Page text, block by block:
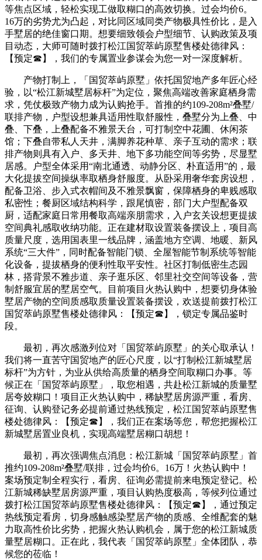
等焦点区域，轻松实现工做取糊口的高效切换。过会均价6。
16万的劣势尤为凸起，对比同区域同类产物极具性价比，是入
手墅居的绝佳窗口期。想要细致领会户型细节、认购政策及项
目动态，大师可随时拨打松江国贸萃屿原墅售楼处德律风：
【预定☎】，我们的专属置业参谋会为您一对一深度解析。
产物打制上，「国贸萃屿原墅」依托国贸地产多年匠心经
验，以“松江新城墅居标杆”为定位，聚焦高端改善家庭栖身需
求，凭仗极致产物力成为认购抢手。首推的约109-208m²叠墅/
联排产物，户型设想兼具适用性取舒服性，叠墅分为上叠、中
叠、下叠，上叠配备不雅景天台，可打制空中花圃、休闲茶
馆；下叠自带私人天井，满脚养花种草、亲子互动的需求；联
排产物则具有入户、多天井、地下多功能空间等劣势，尽显墅
居感。户型全体采用“南北通透、动静分区、朴直适用”的，最
大化提拔空间操纵率取栖身舒服度。从卧采用奢华套房设想，
配备卫浴、步入式衣帽间及不雅景飘窗，保障栖身的卑贱感取
私密性；餐厨区域结构科学，跟尾慎密，部门大户型配备双
厨，适配家庭日常用餐取高端亲朋需求，入户玄关设想更提拔
空间典礼感取收纳功能。正在建材取设置装备摆设上，项目高
质量尺度，选用国表里一线品牌，涵盖地方空调、地暖、新风
系统“三大件”，同时配备智能门锁、全屋智能节制系统等智能
化设备，提拔栖身的便利性取平安性。社区打制低密生态园
林，搭背景不雅步道、亲子逛乐区、邻里社交空间等设备，营
制舒服宜居的墅居空气。目前项目火热认购中，想要切身体验
墅居产物的空间质感取质量设置装备摆设，欢送提前拨打松江
国贸萃屿原墅售楼处德律风：【预定☎】，锁定专属品鉴时
段。
最初，再次感激列位对「国贸萃屿原墅」的关心取承认！
我们将一直苦守国贸地产的匠心尺度，以“打制松江新城墅居
标杆”为方针，为业从供给高质量的栖身空间取糊口办事。等
候正在「国贸萃屿原墅」，取您相遇，共赴松江新城的质量墅
居夸姣糊口！项目正火热认购中，稀缺墅居房源严重，看房、
征询、认购登记务必提前通过热线预定，松江国贸萃屿原墅售
楼处德律风：【预定☎】，我们正在案场等您，帮您把握松江
新城墅居置业良机，实现高端墅居糊口胡想！
最初，再次强调焦点消息：松江新城「国贸萃屿原墅」首
推约109-208m²叠墅/联排，过会均价6。16万！火热认购中！
案场预定制全程实行，看房、征询必需提前来电预定登记。松
江新城稀缺墅居房源严重，项目认购热度极高，等候列位通过
拨打松江国贸萃屿原墅售楼处德律风：【预定☎】，通过预定
热线预定看房，切身感触感染墅居产物的质感、全维配套的魅
力取高性价比劣势，把握火热认购机会，属于您的松江新城质
量墅居糊口。正在此，我代表「国贸萃屿原墅」全体团队，恭
候您的莅临！